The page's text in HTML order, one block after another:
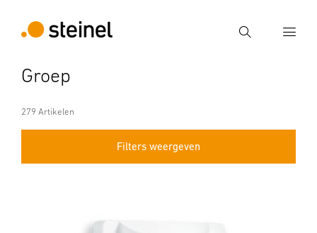
Zoek
Groep
279 Artikelen
Filters weergeven